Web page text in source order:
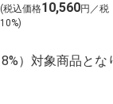
ンを含む１２本
を選びました！
(税込価格10,560円／税
10%)
）対象商品とな